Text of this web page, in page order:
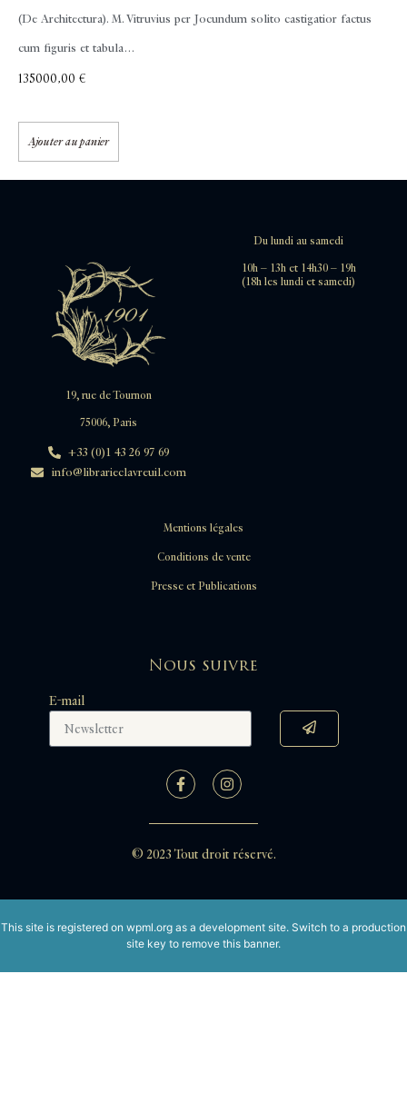
(De Architectura). M. Vitruvius per Jocundum solito castigatior factus
cum figuris et tabula…
135000,00 €
Ajouter au panier
Du lundi au samedi
10h – 13h et 14h30 – 19h
(18h les lundi et samedi)
19, rue de Tournon
75006, Paris
+33 (0)1 43 26 97 69
info@librarieclavreuil.com
Mentions légales
Conditions de vente
Presse et Publications
Nous suivre
E-mail
© 2023 Tout droit réservé.
This site is registered on wpml.org as a development site. Switch to a production
site key to remove this banner.